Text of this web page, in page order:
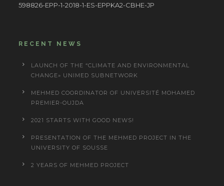
598826-EPP-1-2018-1-ES-EPPKA2-CBHE-JP
RECENT NEWS
LAUNCH OF THE “CLIMATE AND ENVIRONMENTAL
CHANGE» UNIMED SUBNETWORK
MEHMED COORDINATOR OF UNIVERSITÉ MOHAMED
PREMIER-OUJDA
2021 STARTS WITH GOOD NEWS!
PRESENTATION OF THE MEHMED PROJECT IN THE
UNIVERSITY OF SOUSSE
2 YEARS OF MEHMED PROJECT